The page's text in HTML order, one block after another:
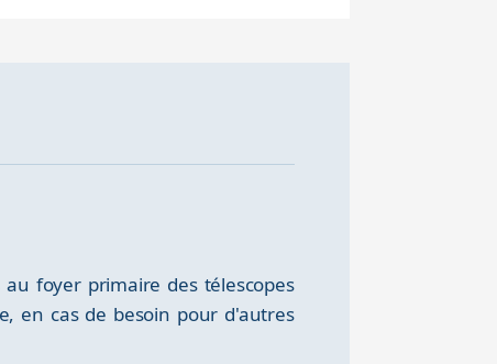
foyer primaire des télescopes
en cas de besoin pour d'autres